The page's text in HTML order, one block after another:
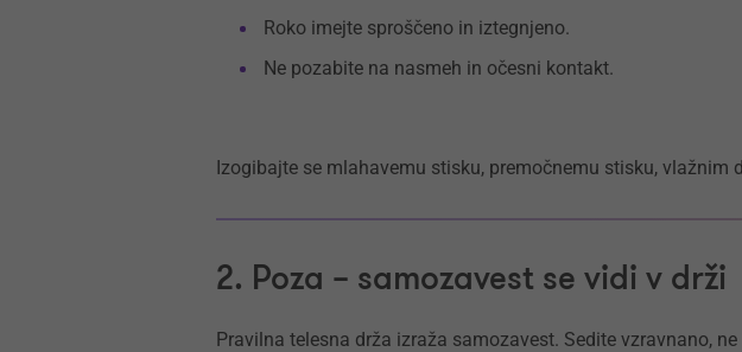
Roko imejte sproščeno in iztegnjeno.
Ne pozabite na nasmeh in očesni kontakt.
Izogibajte se mlahavemu stisku, premočnemu stisku, vlažnim
2. Poza – samozavest se vidi v drži
Pravilna telesna drža izraža samozavest. Sedite vzravnano,